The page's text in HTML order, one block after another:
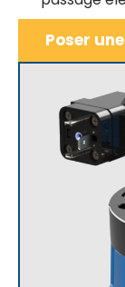
Poser